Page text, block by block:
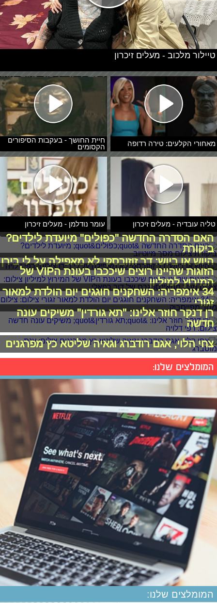
מאחורי הקלעים: טירה רדופה
חיית החושך - בעקבות הסיפורים
הקסומים
טליה עובדיה - מעלים זיכרון עומר נודלמן - מעלים זיכרון
טיילור מלכוב - מעלים זיכרון
האם הסדרה החדשה "כפולים" מיועדת לילדים?
ביקורת
היוש או ביוש: דר זוזובסקי לא מאפילה על לי בירן
הזוגות שהיינו רוצים שיככבו בעונת הVIP של
המירוץ למיליון
34 אימפריה: השחקנים חוגגים יום הולדת למאור
זגורי
רן דנקר חוזר אלינו: "תא גורדין" משיקים עונה
חדשה
צחי הלוי, אגם רודברג וגאיה שליטא כץ מפרגנים
המומלצים שלנו:
המומלצים שלנו: